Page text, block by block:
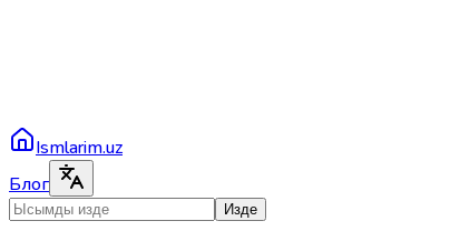
Ismlarim.uz
Блог
Изде